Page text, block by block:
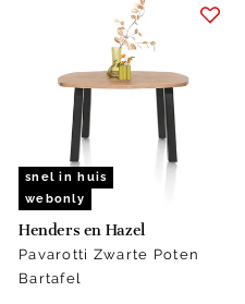
snel in huis
webonly
Henders en Hazel
Pavarotti Zwarte Poten
Bartafel